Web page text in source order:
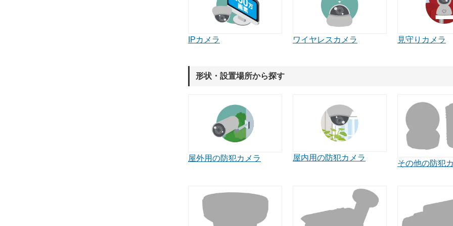
IPカメラ ワイヤレスカメラ 見守りカメラ
形状・設置場所から探す
屋外用の防犯カメラ 屋内用の防犯カメラ
その他の防犯